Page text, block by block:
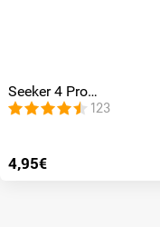
Seeker 4 Pro
Holsterbefestigung
123
4,95€